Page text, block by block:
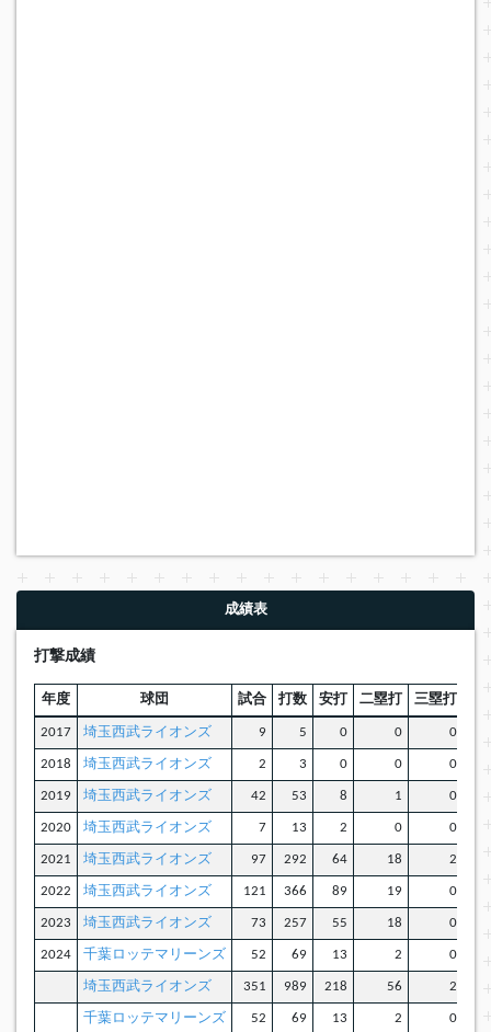
成績表
打撃成績
年度 球団 試合 打数 安打 二塁打 三塁打
2017 埼玉西武ライオンズ 9 5 0 0 0
2018 埼玉西武ライオンズ 2 3 0 0 0
2019 埼玉西武ライオンズ 42 53 8 1 0
2020 埼玉西武ライオンズ 7 13 2 0 0
2021 埼玉西武ライオンズ 97 292 64 18 2
2022 埼玉西武ライオンズ 121 366 89 19 0
2023 埼玉西武ライオンズ 73 257 55 18 0
2024 千葉ロッテマリーンズ 52 69 13 2 0
埼玉西武ライオンズ 351 989 218 56 2
千葉ロッテマリーンズ 52 69 13 2 0